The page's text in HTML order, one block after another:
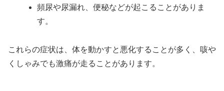
頻尿や尿漏れ、便秘などが起こることがありま
す。
これらの症状は、体を動かすと悪化することが多く、咳や
くしゃみでも激痛が走ることがあります。